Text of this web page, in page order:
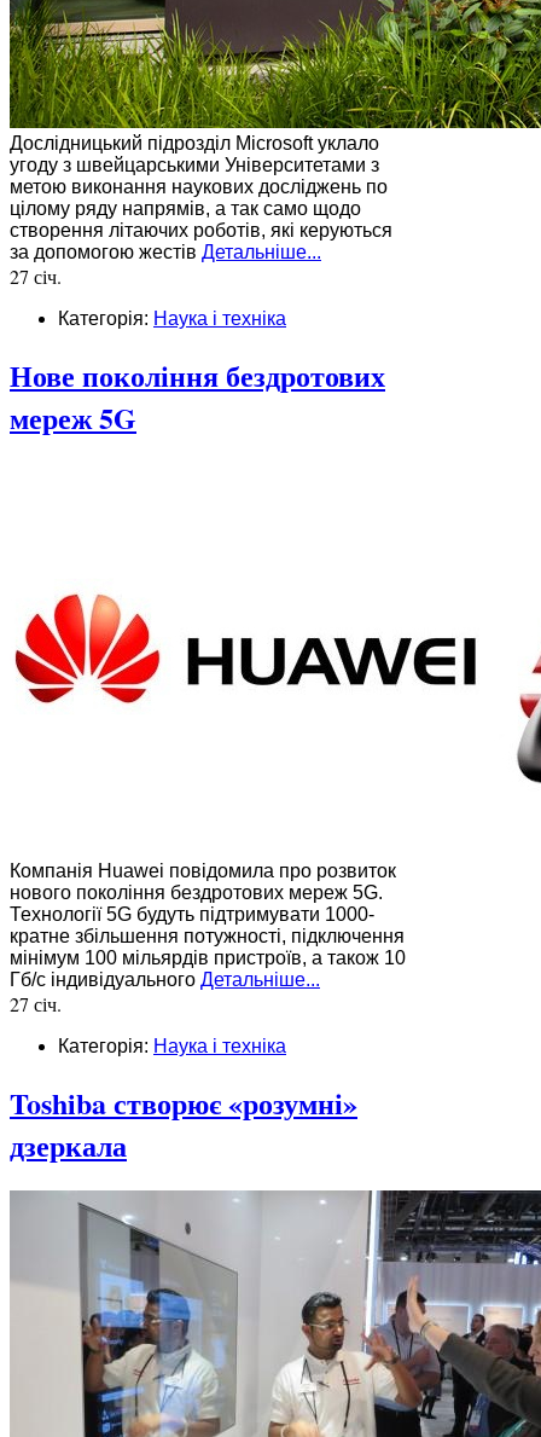
Дослідницький підрозділ Microsoft уклало
угоду з швейцарськими Університетами з
метою виконання наукових досліджень по
цілому ряду напрямів, а так само щодо
створення літаючих роботів, які керуються
за допомогою жестів Детальніше...
27 січ.
Категорія: Наука і техніка
Нове покоління бездротових
мереж 5G
Компанія Huawei повідомила про розвиток
нового покоління бездротових мереж 5G.
Технології 5G будуть підтримувати 1000-
кратне збільшення потужності, підключення
мінімум 100 мільярдів пристроїв, а також 10
Гб/с індивідуального Детальніше...
27 січ.
Категорія: Наука і техніка
Toshiba створює «розумні»
дзеркала